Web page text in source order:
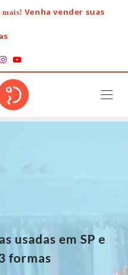
mais! Venha vender suas
usadas em SP e
formas